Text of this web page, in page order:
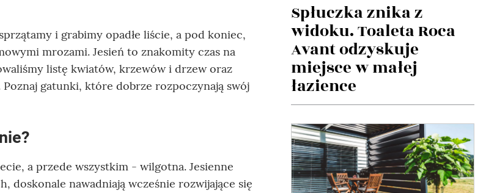
i grabimy opadłe liście, a pod koniec,
mrozami. Jesień to znakomity czas na
listę kwiatów, krzewów i drzew oraz
gatunki, które dobrze rozpoczynają swój
a przede wszystkim - wilgotna. Jesienne
doskonale nawadniają wcześnie rozwijające się
Spłuczka znika z
widoku. Toaleta Roca
Avant odzyskuje
miejsce w małej
łazience